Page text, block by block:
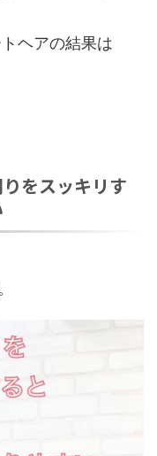
ヘアの結果は
をスッキリす